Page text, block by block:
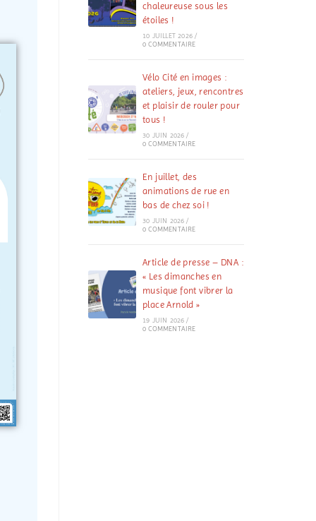
chaleureuse sous les
étoiles !
10 JUILLET 2026 /
0 COMMENTAIRE
Vélo Cité en images :
ateliers, jeux, rencontres
et plaisir de rouler pour
tous !
30 JUIN 2026 /
0 COMMENTAIRE
En juillet, des
animations de rue en
bas de chez soi !
30 JUIN 2026 /
0 COMMENTAIRE
Article de presse – DNA :
« Les dimanches en
musique font vibrer la
place Arnold »
19 JUIN 2026 /
0 COMMENTAIRE